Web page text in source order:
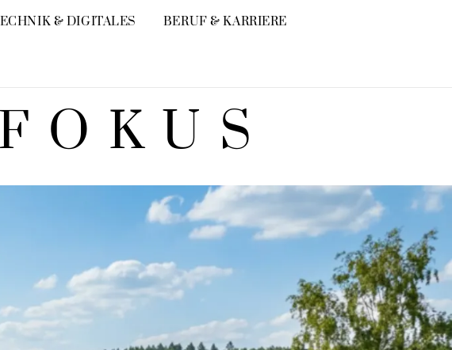
& DIGITALES BERUF & KARRIERE